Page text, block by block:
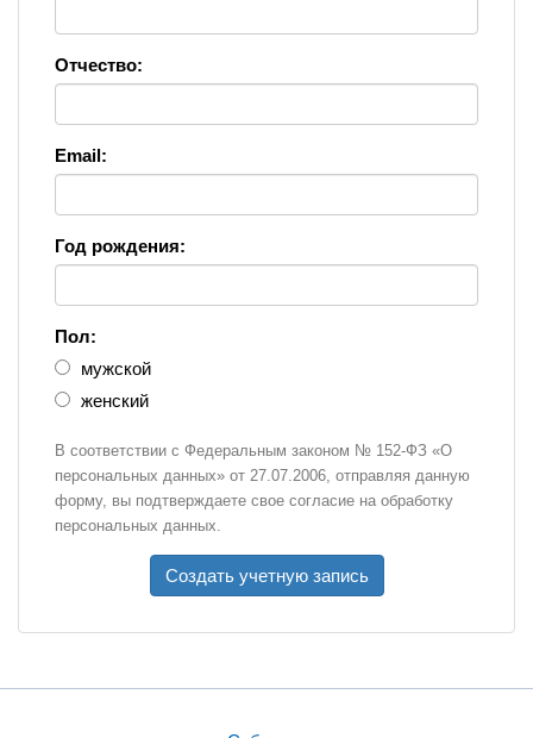
Отчество:
Email:
Год рождения:
Пол:
мужской
женский
В соответствии с Федеральным законом № 152-ФЗ «О
персональных данных» от 27.07.2006, отправляя данную
форму, вы подтверждаете свое согласие на обработку
персональных данных.
Создать учетную запись